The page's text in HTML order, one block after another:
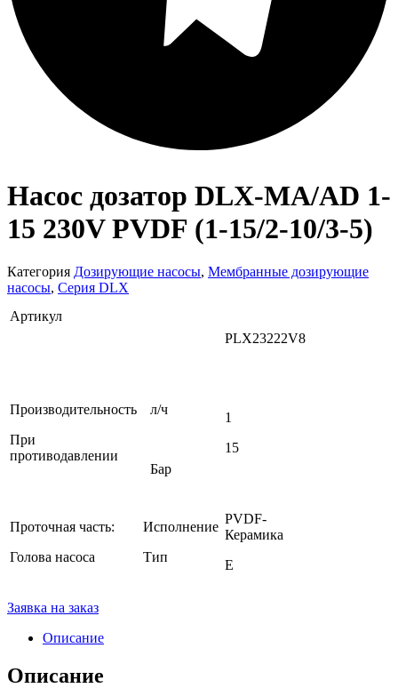
Насос дозатор DLX-MA/AD 1-
15 230V PVDF (1-15/2-10/3-5)
Категория Дозирующие насосы, Мембранные дозирующие
насосы, Серия DLX
Артикул
PLX23222V8
Производительность
При
противодавлении
л/ч
1
15
Бар
Проточная часть:
Голова насоса
Исполнение
Тип
PVDF-
Керамика
Е
Заявка на заказ
Описание
Описание